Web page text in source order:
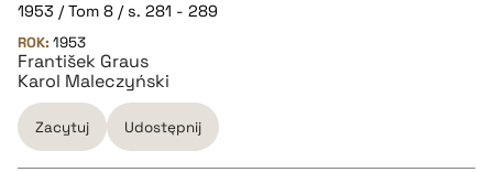
BIBTEX
pobierz cytat
1953 / Tom 8 / s. 281 - 289
ROK: 1953
František Graus
Karol Maleczyński
Zacytuj Udostępnij